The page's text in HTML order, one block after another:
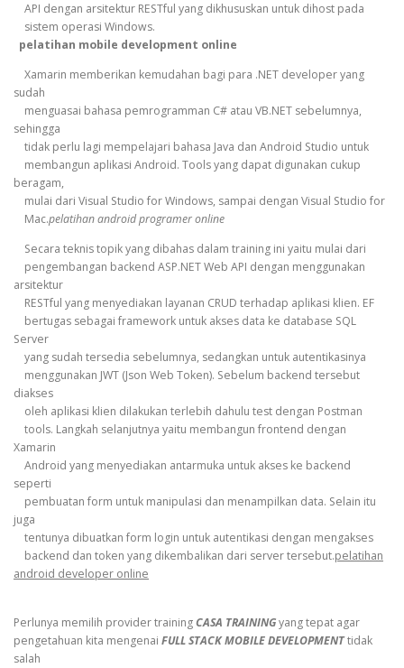
API dengan arsitektur RESTful yang dikhususkan untuk dihost pada
sistem operasi Windows.
pelatihan mobile development online
Xamarin memberikan kemudahan bagi para .NET developer yang
sudah
menguasai bahasa pemrogramman C# atau VB.NET sebelumnya,
sehingga
tidak perlu lagi mempelajari bahasa Java dan Android Studio untuk
membangun aplikasi Android. Tools yang dapat digunakan cukup
beragam,
mulai dari Visual Studio for Windows, sampai dengan Visual Studio for
Mac.pelatihan android programer online
Secara teknis topik yang dibahas dalam training ini yaitu mulai dari
pengembangan backend ASP.NET Web API dengan menggunakan
arsitektur
RESTful yang menyediakan layanan CRUD terhadap aplikasi klien. EF
bertugas sebagai framework untuk akses data ke database SQL
Server
yang sudah tersedia sebelumnya, sedangkan untuk autentikasinya
menggunakan JWT (Json Web Token). Sebelum backend tersebut
diakses
oleh aplikasi klien dilakukan terlebih dahulu test dengan Postman
tools. Langkah selanjutnya yaitu membangun frontend dengan
Xamarin
Android yang menyediakan antarmuka untuk akses ke backend
seperti
pembuatan form untuk manipulasi dan menampilkan data. Selain itu
juga
tentunya dibuatkan form login untuk autentikasi dengan mengakses
backend dan token yang dikembalikan dari server tersebut.pelatihan
android developer online
Perlunya memilih provider trainingCASA TRAININGyang tepat agar
pengetahuan kita mengenai FULL STACK MOBILE DEVELOPMENTtidak
salah